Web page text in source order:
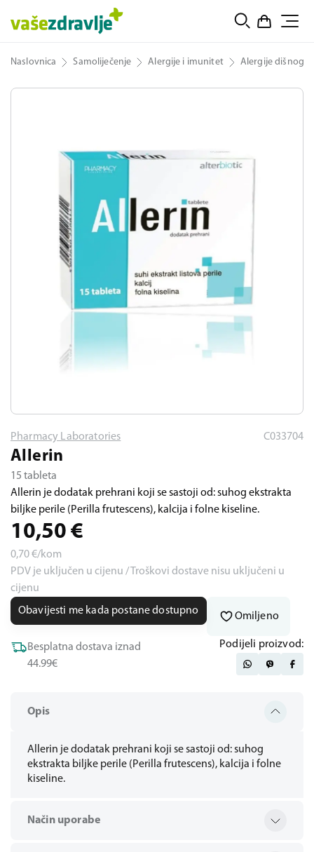
Naslovnica Samoliječenje Alergije i imunitet Alergije dišnog
Opis
Allerin je dodatak prehrani koji se sastoji od: suhog
ekstrakta biljke perile (Perilla frutescens), kalcija i folne
kiseline.
Način uporabe
Pharmacy Laboratories C033704
Allerin
15 tableta
Allerin je dodatak prehrani koji se sastoji od: suhog ekstrakta
biljke perile (Perilla frutescens), kalcija i folne kiseline.
10,50 €
0,70€/kom
PDV je uključen u cijenu / Troškovi dostave nisu uključeni u
cijenu
Obavijesti me kada postane dostupno
Omiljeno
Besplatna dostava iznad
44.99€
Podijeli proizvod: